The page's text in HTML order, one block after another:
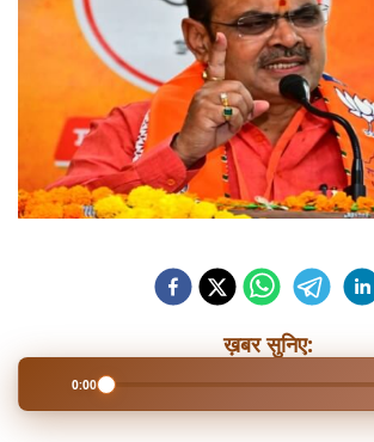
ख़बर सुनिए:
0:00